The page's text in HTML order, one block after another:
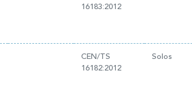
16183:2012
CEN/TS
16182:2012
Solos